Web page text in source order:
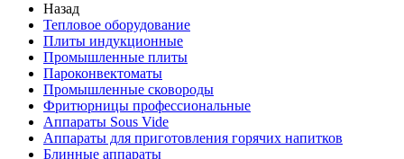
Назад
Тепловое оборудование
Плиты индукционные
Промышленные плиты
Пароконвектоматы
Промышленные сковороды
Фритюрницы профессиональные
Аппараты Sous Vide
Аппараты для приготовления горячих напитков
Блинные аппараты